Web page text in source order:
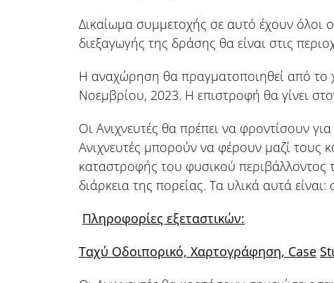
Δικαίωμα συμμετοχής σε αυτό έχουν όλοι
διεξαγωγής της δράσης θα είναι στις
Η αναχώρηση θα πραγματοποιηθεί από το
Νοεμβρίου, 2023. Η επιστροφή θα γίνει
Οι Ανιχνευτές θα πρέπει να φροντίσουν
Ανιχνευτές μπορούν να φέρουν μαζί τους
καταστροφής του φυσικού περιβάλλοντος
διάρκεια της πορείας. Τα υλικά αυτά
Πληροφορίες εξεταστικών:
Ταχύ Οδοιπορικό, Χαρτογράφηση, Case